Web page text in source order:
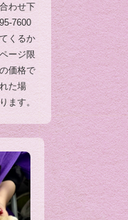
わせ下
7600
くるか
ージ限
価格で
た場
ます。